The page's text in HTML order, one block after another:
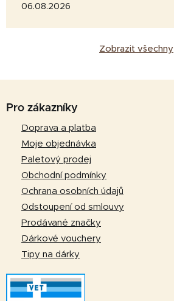
06.08.2026
Zobrazit všechny
Pro zákazníky
Doprava a platba
Moje objednávka
Paletový prodej
Obchodní podmínky
Ochrana osobních údajů
Odstoupení od smlouvy
Prodávané značky
Dárkové vouchery
Tipy na dárky